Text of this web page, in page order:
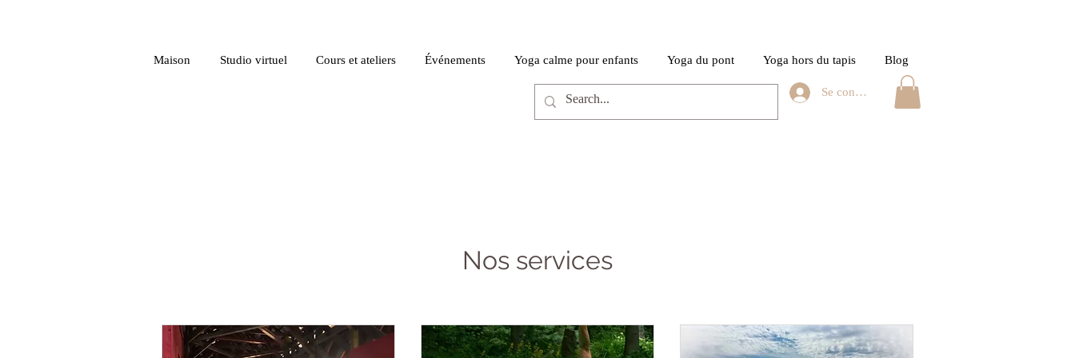
Maison Studio virtuel Cours et ateliers Événements Yoga calme pour enfants Yoga du pont Yoga hors du tapis Blog
Se connecter
Nos services